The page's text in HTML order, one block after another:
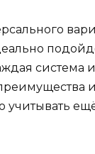
система
учитывать